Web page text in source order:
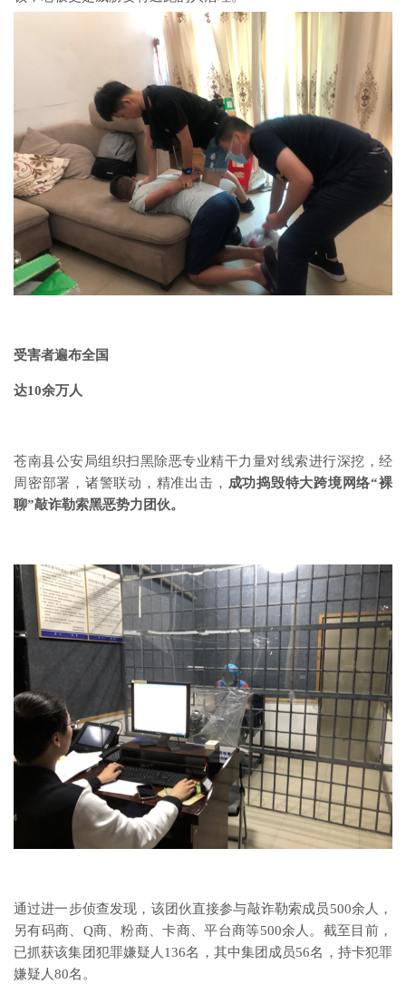
受害者遍布全国
达10余万人
苍南县公安局组织扫黑除恶专业精干力量对线索进行深挖，经
周密部署，诸警联动，精准出击， 成功捣毁特大跨境网络“裸
聊”敲诈勒索黑恶势力团伙。
通过进一步侦查发现，该团伙直接参与敲诈勒索成员500余人，
另有码商、Q商、粉商、卡商、平台商等500余人。截至目前，
已抓获该集团犯罪嫌疑人136名，其中集团成员56名，持卡犯罪
嫌疑人80名。